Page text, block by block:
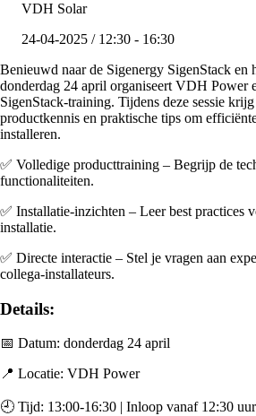
VDH Solar
24-04-2025 / 12:30 - 16:30
Benieuwd naar de Sigenergy SigenStack en
donderdag 24 april organiseert VDH Power
SigenStack-training. Tijdens deze sessie
productkennis en praktische tips om
installeren.
✅ Volledige producttraining – Begrijp de
functionaliteiten.
✅ Installatie-inzichten – Leer best practices
installatie.
✅ Directe interactie – Stel je vragen aan
collega-installateurs.
Details:
📅 Datum: donderdag 24 april
📍 Locatie: VDH Power
🕘 Tijd: 13:00-16:30 | Inloop vanaf 12:30 uur